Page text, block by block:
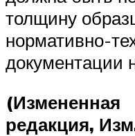
толщину
нормативно-
документации
(Измененная
редакция,